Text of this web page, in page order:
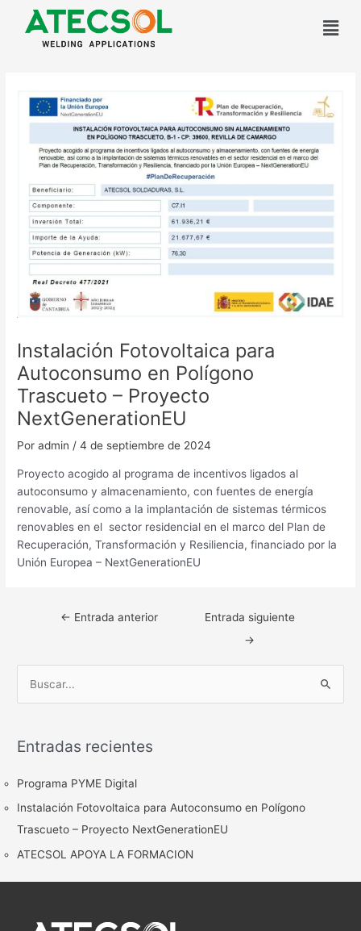
contenido
Instalación Fotovoltaica para
Autoconsumo en Polígono
Trascueto – Proyecto
NextGenerationEU
Poradmin/4 de septiembre de 2024
Proyecto acogido al programa de incentivos ligados al
autoconsumo y almacenamiento, con fuentes de energía
renovable, así como a la implantación de sistemas térmicos
renovables en el sector residencial en el marco del Plan de
Recuperación, Transformación y Resiliencia, financiado por la
Unión Europea – NextGenerationEU
entradas
← Entrada anterior
Entrada siguiente
→
c
r
:
Entradas recientes
Programa PYME Digital
Instalación Fotovoltaica para Autoconsumo en Polígono
Trascueto – Proyecto NextGenerationEU
ATECSOL APOYA LA FORMACION